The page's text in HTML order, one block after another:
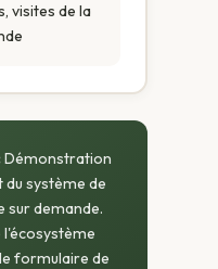
visites de la
Démonstration
système de
sur demande.
l'écosystème
formulaire de